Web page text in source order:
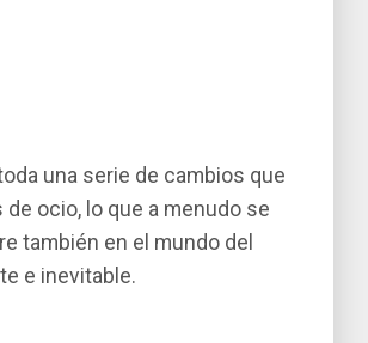
una serie de cambios que
ocio, lo que a menudo se
también en el mundo del
e inevitable.